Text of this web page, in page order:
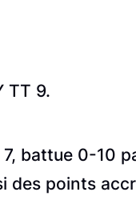
TT 9.
battue 0-10
des points